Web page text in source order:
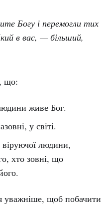
Богу і перемогли тих
в вас, — більший,
що:
живе Бог.
у світі.
віруючої людини,
хто зовні, що
уважніше, щоб побачити